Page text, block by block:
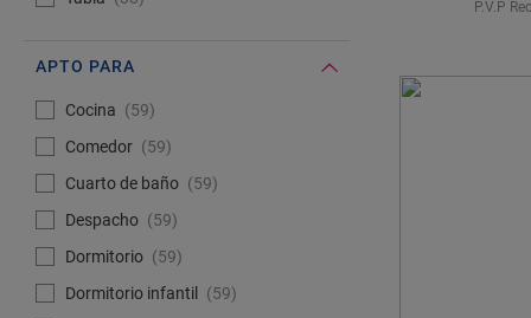
APTO PARA
#Select#Apto para
Cocina
59
Comedor
59
Cuarto de baño
59
Despacho
59
Dormitorio
59
Dormitorio infantil
59
P.V.P